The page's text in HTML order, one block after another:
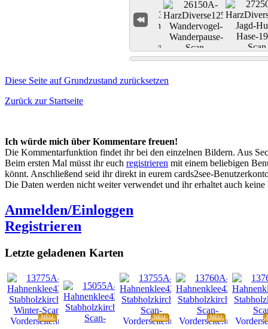
Diese Seite auf Grundzustand zurücksetzen
Zurück zur Startseite
Ich würde mich über Kommentare freuen!
Die Kommentarfunktion findet ihr bei den einzelnen Bildern. Aus
Beim ersten Mal müsst ihr euch registrieren mit einem beliebigen
könnt. Anschließend seid ihr direkt in eurem cards2see-
Die Daten werden nicht weiter verwendet und ihr erhaltet auch
Anmelden/Einloggen
Registrieren
Letzte geladenen Karten
NEU NEU NEU